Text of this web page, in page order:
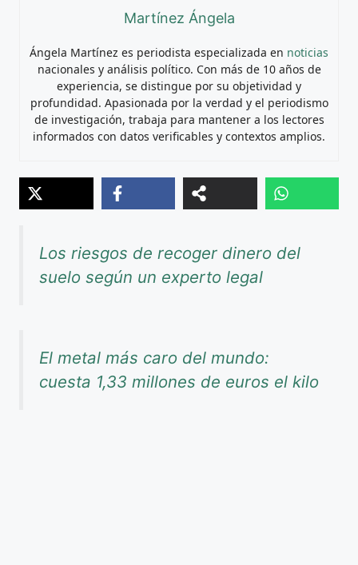
Martínez Ángela
Ángela Martínez es periodista especializada en noticias
nacionales y análisis político. Con más de 10 años de
experiencia, se distingue por su objetividad y
profundidad. Apasionada por la verdad y el periodismo
de investigación, trabaja para mantener a los lectores
informados con datos verificables y contextos amplios.
Los riesgos de recoger dinero del
suelo según un experto legal
El metal más caro del mundo:
cuesta 1,33 millones de euros el kilo